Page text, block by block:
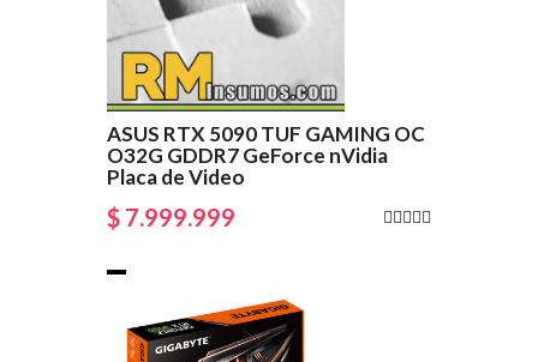
ASUS RTX 5090 TUF GAMING OC
O32G GDDR7 GeForce nVidia
Placa de Video
$ 7.999.999